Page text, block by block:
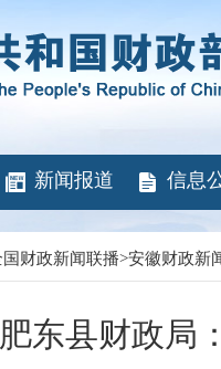
新闻报道 信息
国财政新闻联播>安徽财政新
肥东县财政局